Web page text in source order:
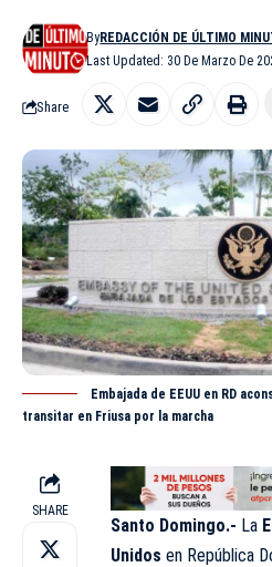
Last Updated: 30 De Marzo De
ByREDACCIÓN DE ÚLTIMO
Share
Embajada de EEUU en RD
transitar en Friusa por la marcha
SHARE
Santo Domingo.- La
Unidos en República